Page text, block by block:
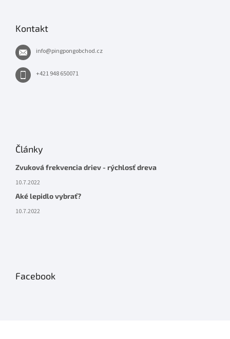
Kontakt
info@pingpongobchod.cz
+421 948 650071
Články
Zvuková frekvencia driev - rýchlosť dreva
10.7.2022
Aké lepidlo vybrať?
10.7.2022
Facebook